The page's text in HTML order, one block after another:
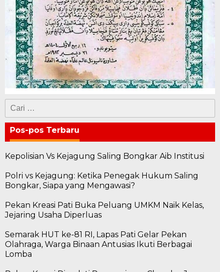
Cari
untuk:
Pos-pos Terbaru
Kepolisian Vs Kejagung Saling Bongkar Aib Institusi
Polri vs Kejagung: Ketika Penegak Hukum Saling
Bongkar, Siapa yang Mengawasi?
Pekan Kreasi Pati Buka Peluang UMKM Naik Kelas,
Jejaring Usaha Diperluas
Semarak HUT ke-81 RI, Lapas Pati Gelar Pekan
Olahraga, Warga Binaan Antusias Ikuti Berbagai
Lomba